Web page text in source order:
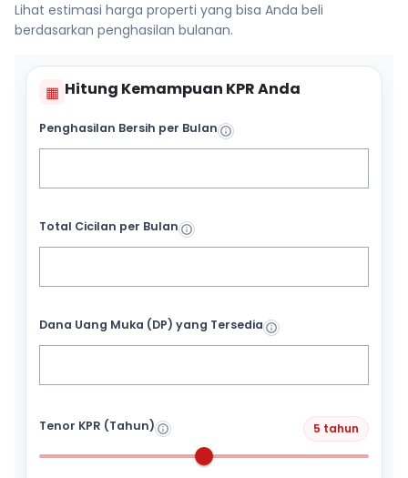
Lihat estimasi harga properti yang bisa Anda beli
berdasarkan penghasilan bulanan.
▦ Hitung Kemampuan KPR Anda
Penghasilan Bersih per Bulan
Total Cicilan per Bulan
Dana Uang Muka (DP) yang Tersedia
Tenor KPR (Tahun) 5 tahun